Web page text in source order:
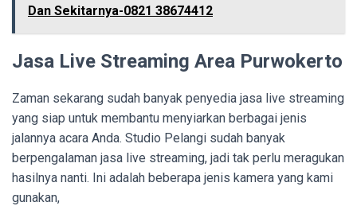
Dan Sekitarnya-0821 38674412
Jasa Live Streaming Area Purwokerto
Zaman sekarang sudah banyak penyedia jasa live streaming
yang siap untuk membantu menyiarkan berbagai jenis
jalannya acara Anda. Studio Pelangi sudah banyak
berpengalaman jasa live streaming, jadi tak perlu meragukan
hasilnya nanti. Ini adalah beberapa jenis kamera yang kami
gunakan,